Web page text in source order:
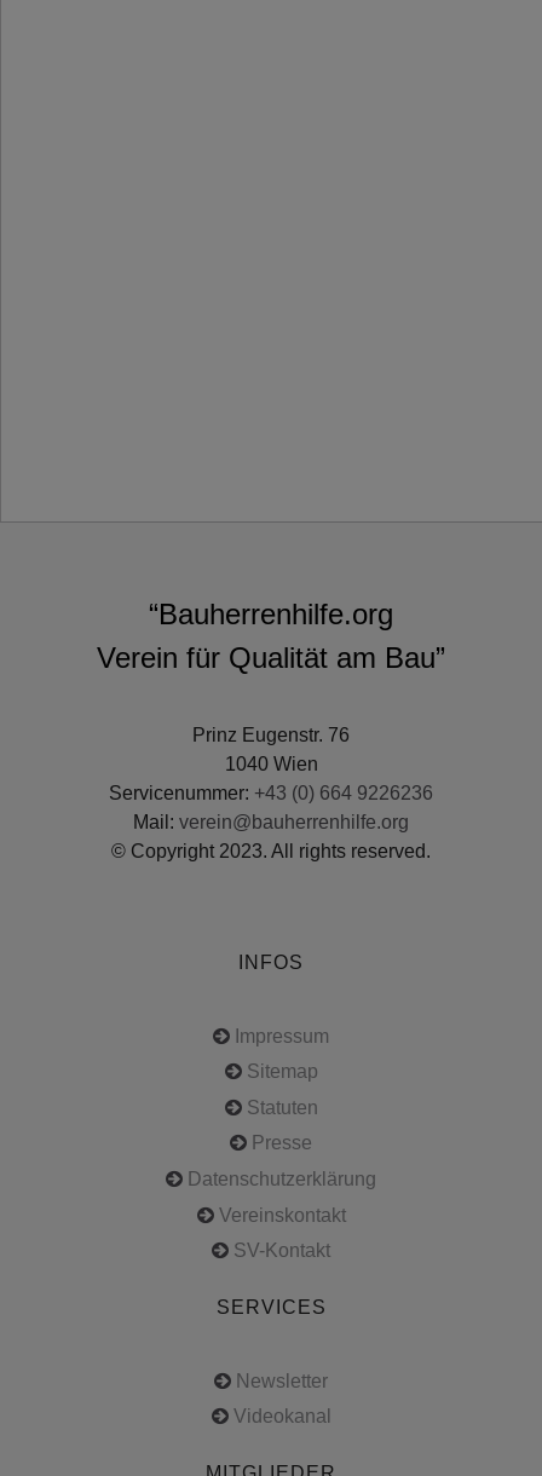
“Bauherrenhilfe.org
Verein für Qualität am Bau”
Prinz Eugenstr. 76
1040 Wien
Servicenummer: +43 (0) 664 9226236
Mail: verein@bauherrenhilfe.org
© Copyright 2023. All rights reserved.
INFOS
Impressum
Sitemap
Statuten
Presse
Datenschutzerklärung
Vereinskontakt
SV-Kontakt
SERVICES
Newsletter
Videokanal